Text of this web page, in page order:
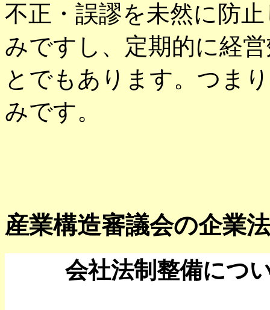
不正・誤謬を未然に防
みですし、定期的に経
とでもあります。つま
みです。
産業構造審議会の企業
会社法制整備につ